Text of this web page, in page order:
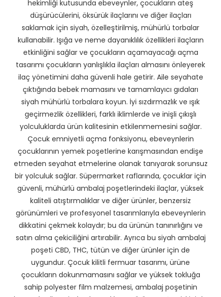
hekimliği kutusunda ebeveynler, çocukların ateş
düşürücülerini, öksürük ilaçlarını ve diğer ilaçları
saklamak için siyah, özelleştirilmiş, mühürlü torbalar
kullanabilir. Işığa ve neme dayanıklılık özellikleri ilaçların
etkinliğini sağlar ve çocukların açamayacağı açma
tasarımı çocukların yanlışlıkla ilaçları almasını önleyerek
ilaç yönetimini daha güvenli hale getirir. Aile seyahate
çıktığında bebek mamasını ve tamamlayıcı gıdaları
siyah mühürlü torbalara koyun. İyi sızdırmazlık ve ışık
geçirmezlik özellikleri, farklı iklimlerde ve inişli çıkışlı
yolculuklarda ürün kalitesinin etkilenmemesini sağlar.
Çocuk emniyetli açma fonksiyonu, ebeveynlerin
çocuklarının yemek poşetlerine karışmasından endişe
etmeden seyahat etmelerine olanak tanıyarak sorunsuz
bir yolculuk sağlar. Süpermarket raflarında, çocuklar için
güvenli, mühürlü ambalaj poşetlerindeki ilaçlar, yüksek
kaliteli atıştırmalıklar ve diğer ürünler, benzersiz
görünümleri ve profesyonel tasarımlarıyla ebeveynlerin
dikkatini çekmek kolaydır; bu da ürünün tanınırlığını ve
satın alma çekiciliğini artırabilir. Ayrıca bu siyah ambalaj
poşeti CBD, THC, tütün ve diğer ürünler için de
uygundur. Çocuk kilitli fermuar tasarımı, ürüne
çocukların dokunmamasını sağlar ve yüksek tokluğa
sahip polyester film malzemesi, ambalaj poşetinin